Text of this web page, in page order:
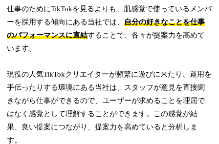
仕事のためにTikTokを見るよりも、肌感覚で使っているメンバ
ーを採用する傾向にある当社では、自分の好きなことを仕事
のパフォーマンスに直結することで、各々が提案力を高めて
います。
現役の人気TikTokクリエイターが頻繁に遊びに来たり、運用を
手伝ったりする環境にある当社は、スタッフが意見を直接聞
きながら仕事ができるので、ユーザーが求めることを理屈で
はなく感覚として理解することができます。この感覚が結
果、良い提案につながり、提案力を高めていると分析しま
す。